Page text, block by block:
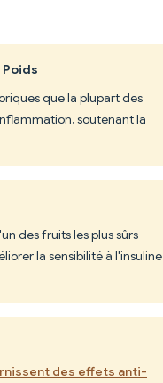
Poids
que la plupart des
soutenant la
des fruits les plus sûrs
la sensibilité à l'insuline
des effets anti-